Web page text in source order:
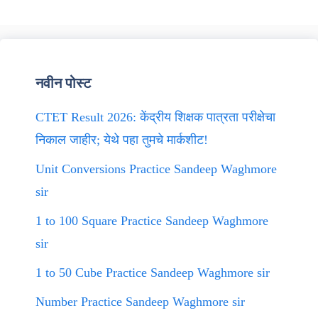
नवीन पोस्ट
CTET Result 2026: केंद्रीय शिक्षक पात्रता परीक्षेचा
निकाल जाहीर; येथे पहा तुमचे मार्कशीट!
Unit Conversions Practice Sandeep Waghmore
sir
1 to 100 Square Practice Sandeep Waghmore
sir
1 to 50 Cube Practice Sandeep Waghmore sir
Number Practice Sandeep Waghmore sir